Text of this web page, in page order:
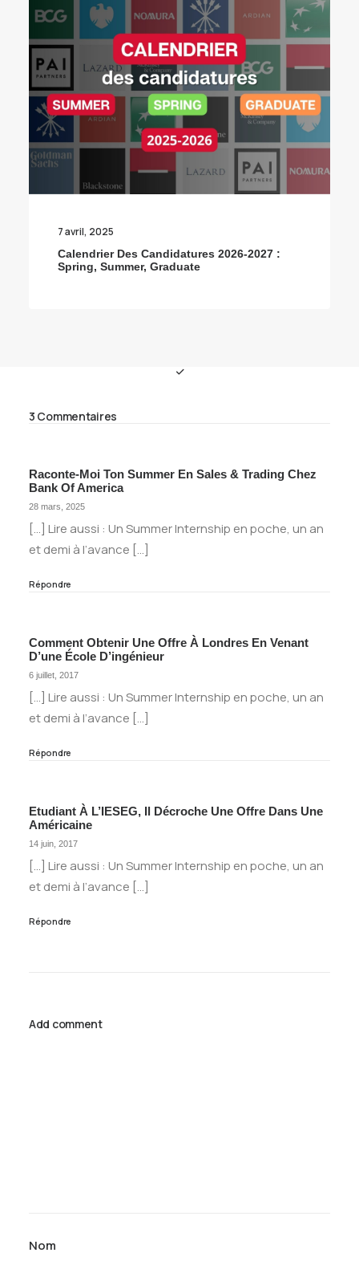
7 avril, 2025
Calendrier Des Candidatures 2026-2027 :
Spring, Summer, Graduate
3 Commentaires
Raconte-Moi Ton Summer En Sales & Trading Chez
Bank Of America
28 mars, 2025
[…] Lire aussi : Un Summer Internship en poche, un an
et demi à l’avance […]
Répondre
Comment Obtenir Une Offre À Londres En Venant
D’une École D’ingénieur
6 juillet, 2017
[…] Lire aussi : Un Summer Internship en poche, un an
et demi à l’avance […]
Répondre
Etudiant À L’IESEG, Il Décroche Une Offre Dans Une
Américaine
14 juin, 2017
[…] Lire aussi : Un Summer Internship en poche, un an
et demi à l’avance […]
Répondre
Add comment
Nom